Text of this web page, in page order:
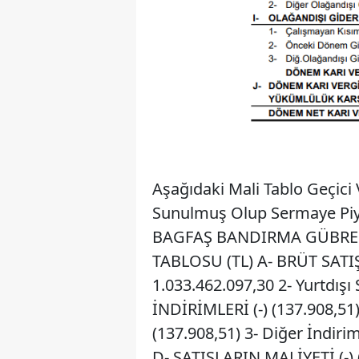
Aşağıdaki Mali Tablo
Sunulmuş Olup Sermaye
BAGFAŞ BANDIRMA
TABLOSU (TL) A- BRÜT
1.033.462.097,30 2-
İNDİRİMLERİ (-)
(137.908,51) 3- Diğer